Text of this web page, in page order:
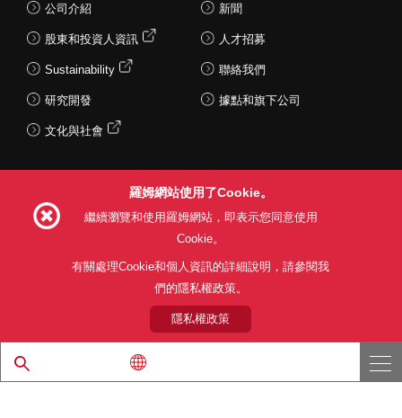
公司介紹
股東和投資人資訊
Sustainability
研究開發
文化與社會
新聞
人才招募
聯絡我們
據點和旗下公司
利用目的 隱私權政策
關於本公司產品銷售之標準條款(PDF)
© 1997 - 2026 ROHM CO., LTD. ALL RIGHTS RESERVED.
羅姆網站使用了Cookie。
繼續瀏覽和使用羅姆網站，即表示您同意使用
Cookie。
有關處理Cookie和個人資訊的詳細說明，請參閱我
們的隱私權政策。
隱私權政策